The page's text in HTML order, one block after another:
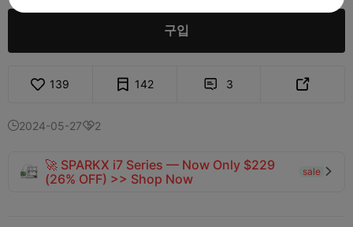
구입
139 142  3 
2024-05-272
🚀 SPARKX i7 Series — Now Only $229
(26% OFF) >> Shop Now
sale 